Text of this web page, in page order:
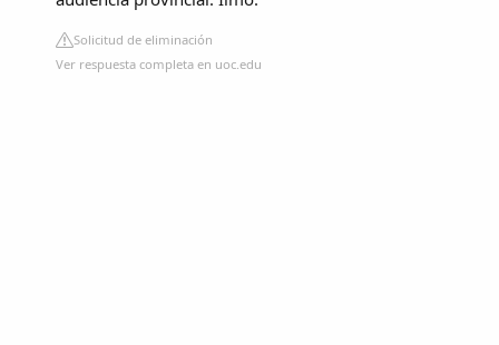
Solicitud de eliminación
Ver respuesta completa en uoc.edu